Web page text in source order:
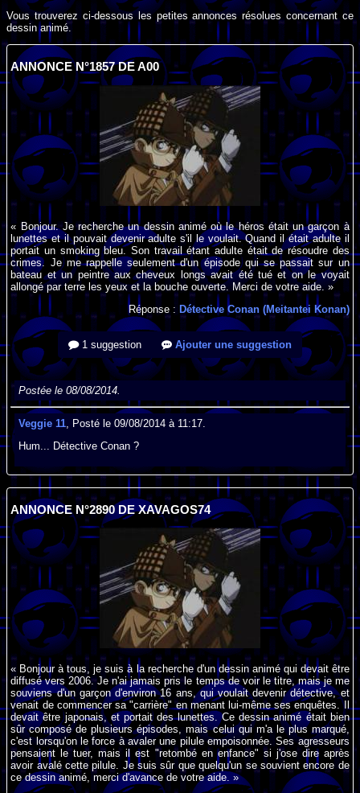
Vous trouverez ci-dessous les petites annonces résolues concernant ce
dessin animé.
ANNONCE N°1857 DE A00
« Bonjour. Je recherche un dessin animé où le héros était un garçon à
lunettes et il pouvait devenir adulte s'il le voulait. Quand il était adulte il
portait un smoking bleu. Son travail étant adulte était de résoudre des
crimes. Je me rappelle seulement d'un épisode qui se passait sur un
bateau et un peintre aux cheveux longs avait été tué et on le voyait
allongé par terre les yeux et la bouche ouverte. Merci de votre aide. »
Réponse : Détective Conan (Meitantei Konan)
1 suggestion Ajouter une suggestion
Postée le 08/08/2014.
Veggie 11 , Posté le 09/08/2014 à 11:17.
Hum... Détective Conan ?
ANNONCE N°2890 DE XAVAGOS74
« Bonjour à tous, je suis à la recherche d'un dessin animé qui devait être
diffusé vers 2006. Je n'ai jamais pris le temps de voir le titre, mais je me
souviens d'un garçon d'environ 16 ans, qui voulait devenir détective, et
venait de commencer sa "carrière" en menant lui-même ses enquêtes. Il
devait être japonais, et portait des lunettes. Ce dessin animé était bien
sûr composé de plusieurs épisodes, mais celui qui m'a le plus marqué,
c'est lorsqu'on le force à avaler une pilule empoisonnée. Ses agresseurs
pensaient le tuer, mais il est "retombé en enfance" si j'ose dire après
avoir avalé cette pilule. Je suis sûr que quelqu'un se souvient encore de
ce dessin animé, merci d'avance de votre aide. »